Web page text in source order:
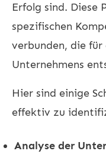
Erfolg sind. Diese
spezifischen
verbunden, die
Unternehmens
Hier sind einige
effektiv zu
Analyse der